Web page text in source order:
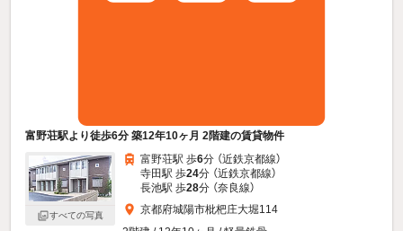
富野荘駅より徒歩6分 築12年10ヶ月 2階建の賃貸物件
すべての写真
富野荘駅 歩6分 （近鉄京都線）
寺田駅 歩24分 （近鉄京都線）
長池駅 歩28分 （奈良線）
京都府城陽市枇杷庄大堀114